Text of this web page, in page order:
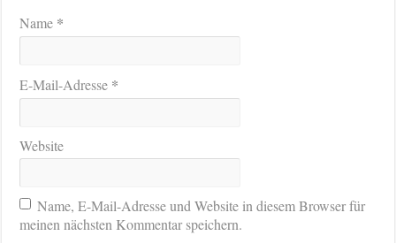
Name *
E-Mail-Adresse *
Website
Name, E-Mail-Adresse und Website in diesem Browser für
meinen nächsten Kommentar speichern.